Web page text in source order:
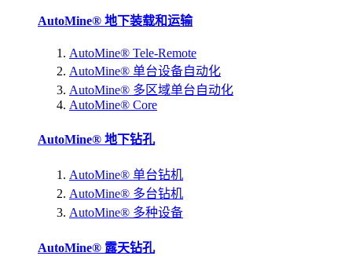
AutoMine® 地下装载和运输
AutoMine® Tele-Remote
AutoMine® 单台设备自动化
AutoMine® 多区域单台自动化
AutoMine® Core
AutoMine® 地下钻孔
AutoMine® 单台钻机
AutoMine® 多台钻机
AutoMine® 多种设备
AutoMine® 露天钻孔